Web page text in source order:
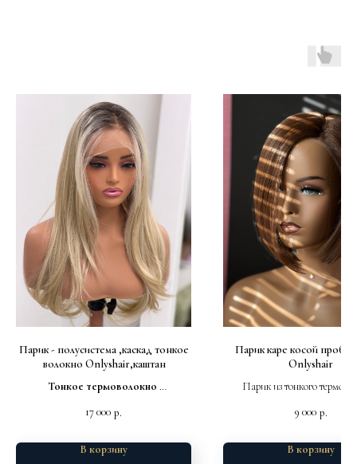
Парик - полусистема ,каскад тонкое
волокно Onlyshair,каштан
Тонкое термоволокно
полная имитация
17 000 р.
В корзину
Парик каре косой
Onlyshair
Парик из тонкого
Размер 53-57см
9 000 р.
В корзину